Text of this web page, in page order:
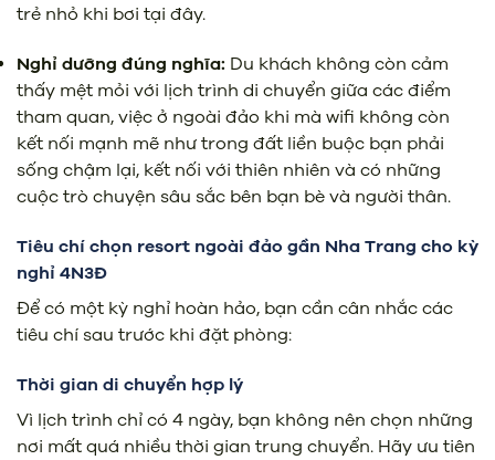
trẻ nhỏ khi bơi tại đây.
Nghỉ dưỡng đúng nghĩa: Du khách không còn cảm
thấy mệt mỏi với lịch trình di chuyển giữa các điểm
tham quan, việc ở ngoài đảo khi mà wifi không còn
kết nối mạnh mẽ như trong đất liền buộc bạn phải
sống chậm lại, kết nối với thiên nhiên và có những
cuộc trò chuyện sâu sắc bên bạn bè và người thân.
Tiêu chí chọn resort ngoài đảo gần Nha Trang cho kỳ
nghỉ 4N3Đ
Để có một kỳ nghỉ hoàn hảo, bạn cần cân nhắc các
tiêu chí sau trước khi đặt phòng:
Thời gian di chuyển hợp lý
Vì lịch trình chỉ có 4 ngày, bạn không nên chọn những
nơi mất quá nhiều thời gian trung chuyển. Hãy ưu tiên